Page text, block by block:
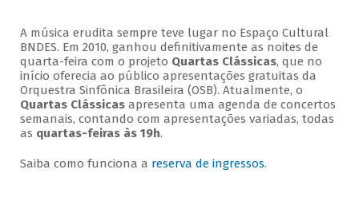
A música erudita sempre teve lugar no Espaço Cultural
BNDES. Em 2010, ganhou definitivamente as noites de
quarta-feira com o projeto Quartas Clássicas, que no
início oferecia ao público apresentações gratuitas da
Orquestra Sinfônica Brasileira (OSB). Atualmente, o
Quartas Clássicasapresenta uma agenda de concertos
semanais, contando com apresentações variadas, todas
as quartas-feiras às 19h.
Saiba como funciona a reserva de ingressos.